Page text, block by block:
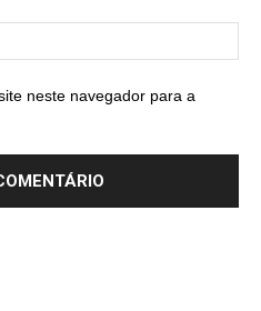
neste navegador para a